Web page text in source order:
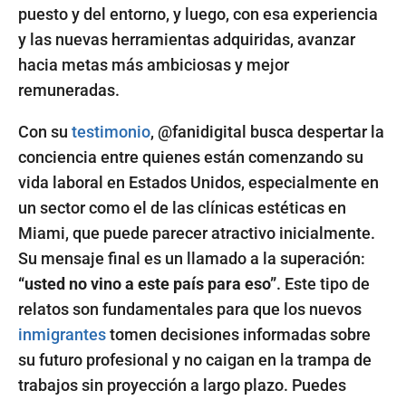
puesto y del entorno, y luego, con esa experiencia
y las nuevas herramientas adquiridas, avanzar
hacia metas más ambiciosas y mejor
remuneradas.
Con su testimonio, @fanidigital busca despertar la
conciencia entre quienes están comenzando su
vida laboral en Estados Unidos, especialmente en
un sector como el de las clínicas estéticas en
Miami, que puede parecer atractivo inicialmente.
Su mensaje final es un llamado a la superación:
“usted no vino a este país para eso”. Este tipo de
relatos son fundamentales para que los nuevos
inmigrantestomen decisiones informadas sobre
su futuro profesional y no caigan en la trampa de
trabajos sin proyección a largo plazo. Puedes